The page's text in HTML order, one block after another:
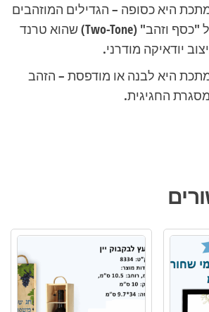
היא כסופה – הגדילים המוזהבים
יצרו שילוב של "כסף וזהב" (Two-Tone) שהוא טרנד
יודאיקה מודרני.
היא לבנה או מודפסת – הזהב
החגיגית.